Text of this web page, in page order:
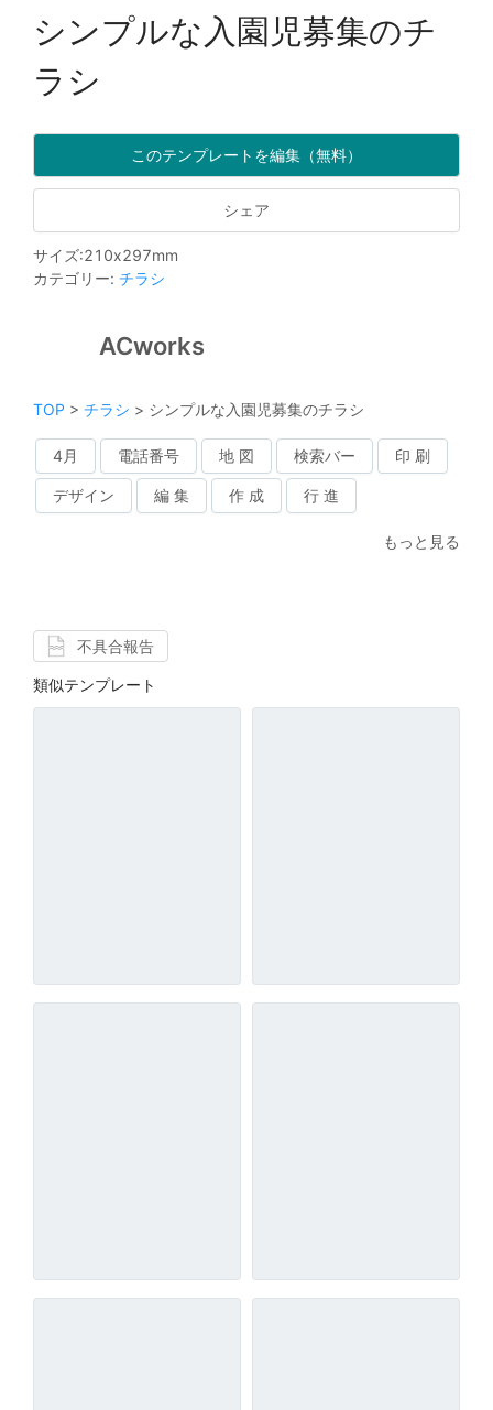
シンプルな入園児募集のチ
ラシ
このテンプレートを編集（無料）
シェア
サイズ:210x297mm
カテゴリー: チラシ
ACworks
TOP > チラシ > シンプルな入園児募集のチラシ
4月 電話番号 地 図 検索バー 印 刷
デザイン 編 集 作 成 行 進
もっと見る
不具合報告
類似テンプレート